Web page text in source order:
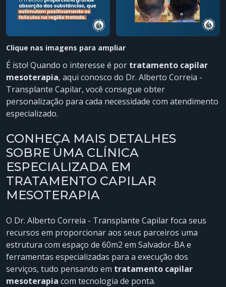
Clique nas imagens para ampliar
É isto! Quando o interesse é por tratamento capilar
mesoterapia, aqui conosco do Dr. Alberto Correia -
Transplante Capilar, você consegue obter
personalização para cada necessidade com atendimento
especializado.
CONHEÇA MAIS DETALHES
SOBRE UMA CLÍNICA
ESPECIALIZADA EM
TRATAMENTO CAPILAR
MESOTERAPIA
O Dr. Alberto Correia - Transplante Capilar foca seus
recursos em proporcionar aos seus parceiros uma
estrutura com espaço de 60m2 em Salvador-BA e
ferramentas especializadas para a execução dos
serviços, tudo pensando em tratamento capilar
mesoterapia com tecnologia de ponta.